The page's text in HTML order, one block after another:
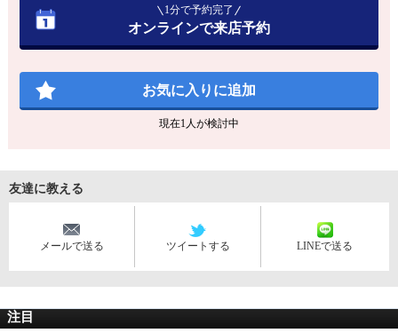
1分で予約完了
オンラインで来店予約
お気に入りに追加
現在1人が検討中
友達に教える
メールで送る ツイートする LINEで送る
注目